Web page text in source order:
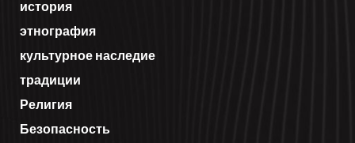
история
этнография
культурное наследие
традиции
Религия
Безопасность